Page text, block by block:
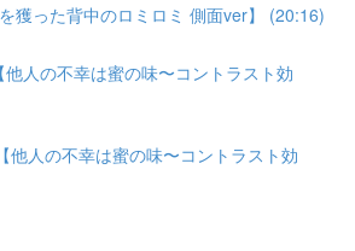
獲った背中のロミロミ 側面ver】 (20:16)
人の不幸は蜜の味〜コントラスト効
他人の不幸は蜜の味〜コントラスト効